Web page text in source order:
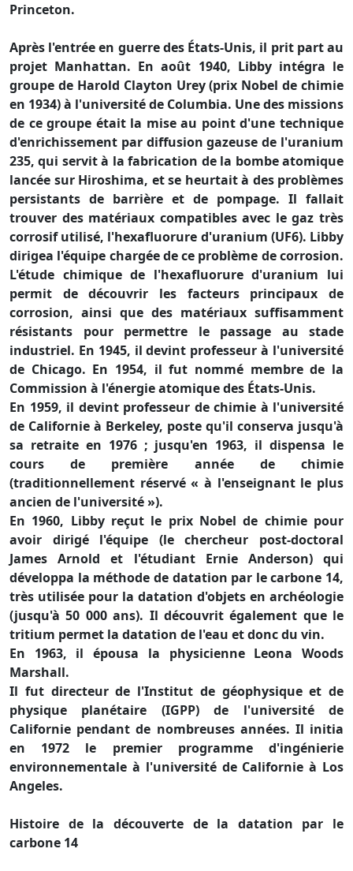
Princeton.
Après l'entrée en guerre des États-Unis, il prit part au
projet Manhattan. En août 1940, Libby intégra le
groupe de Harold Clayton Urey (prix Nobel de chimie
en 1934) à l'université de Columbia. Une des missions
de ce groupe était la mise au point d'une technique
d'enrichissement par diffusion gazeuse de l'uranium
235, qui servit à la fabrication de la bombe atomique
lancée sur Hiroshima, et se heurtait à des problèmes
persistants de barrière et de pompage. Il fallait
trouver des matériaux compatibles avec le gaz très
corrosif utilisé, l'hexafluorure d'uranium (UF6). Libby
dirigea l'équipe chargée de ce problème de corrosion.
L'étude chimique de l'hexafluorure d'uranium lui
permit de découvrir les facteurs principaux de
corrosion, ainsi que des matériaux suffisamment
résistants pour permettre le passage au stade
industriel. En 1945, il devint professeur à l'université
de Chicago. En 1954, il fut nommé membre de la
Commission à l'énergie atomique des États-Unis.
En 1959, il devint professeur de chimie à l'université
de Californie à Berkeley, poste qu'il conserva jusqu'à
sa retraite en 1976 ; jusqu'en 1963, il dispensa le
cours de première année de chimie
(traditionnellement réservé « à l'enseignant le plus
ancien de l'université »).
En 1960, Libby reçut le prix Nobel de chimie pour
avoir dirigé l'équipe (le chercheur post-doctoral
James Arnold et l'étudiant Ernie Anderson) qui
développa la méthode de datation par le carbone 14,
très utilisée pour la datation d'objets en archéologie
(jusqu'à 50 000 ans). Il découvrit également que le
tritium permet la datation de l'eau et donc du vin.
En 1963, il épousa la physicienne Leona Woods
Marshall.
Il fut directeur de l'Institut de géophysique et de
physique planétaire (IGPP) de l'université de
Californie pendant de nombreuses années. Il initia
en 1972 le premier programme d'ingénierie
environnementale à l'université de Californie à Los
Angeles.
Histoire de la découverte de la datation par le
carbone 14